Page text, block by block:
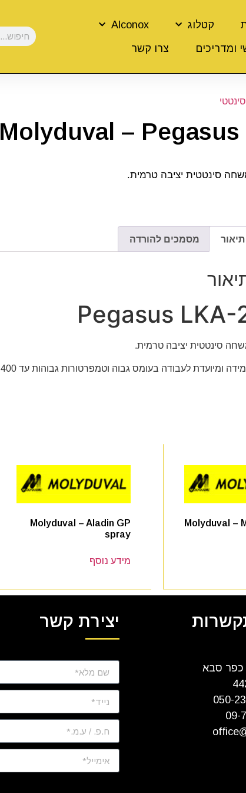
קטלוג
Alconox
ומדריכים
צרו קשר
סינטטי
Molyduval – Pegasus
סינטטית יציבה טרמית.
תיאור מסמכים להורדה
Pegasus LKA-
סינטטית יציבה טרמית.
ומיועדת לעבודה בעומס גבוה וטמפרטורות גבוהות עד 400 מעלות צלזיוס.
Molyduval –
Molyduval – Aladin GP
spray
מידע נוסף
09-
יצירת קשר